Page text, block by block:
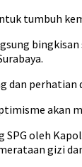
tumbuh
dan
akan
oleh
gizi